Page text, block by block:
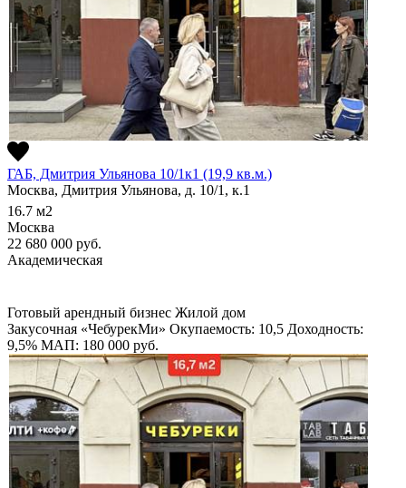
ГАБ, Дмитрия Ульянова 10/1к1 (19,9 кв.м.)
Москва, Дмитрия Ульянова, д. 10/1, к.1
16.7 м2
Москва
22 680 000 руб.
Академическая
Готовый арендный бизнес Жилой дом
Закусочная «ЧебурекМи» Окупаемость: 10,5 Доходность:
9,5% МАП: 180 000 руб.